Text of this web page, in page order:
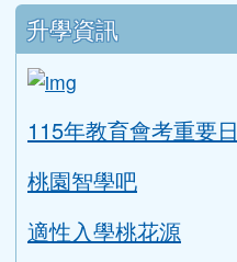
桃園智學吧
適性入學桃花源